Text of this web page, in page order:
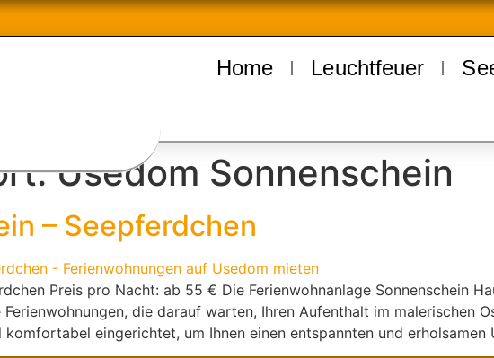
Home Leuchtfeuer
Usedom Sonnenschein
– Seepferdchen
Preis pro Nacht: ab 55 € Die Ferienwohnanlage Sonnenschein
die darauf warten, Ihren Aufenthalt im malerischen
eingerichtet, um Ihnen einen entspannten und